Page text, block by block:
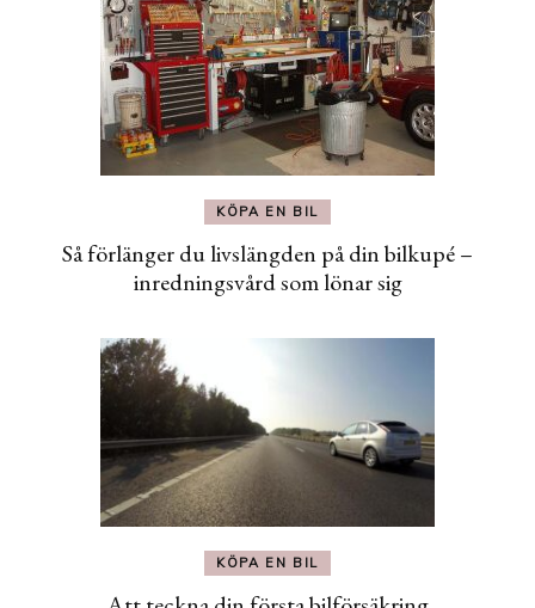
KÖPA EN BIL
Så förlänger du livslängden på din bilkupé –
inredningsvård som lönar sig
KÖPA EN BIL